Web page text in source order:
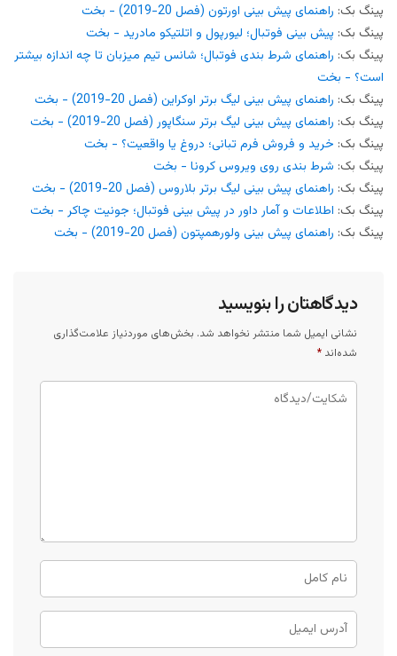
پینگ بک: راهنمای پیش بینی اورتون (فصل 20-2019) - بخت
پینگ بک: پیش بینی فوتبال؛ لیورپول و اتلتیکو مادرید - بخت
پینگ بک: راهنمای شرط بندی فوتبال؛ شانس تیم میزبان تا چه اندازه بیشتر
است؟ - بخت
پینگ بک: راهنمای پیش بینی لیگ برتر اوکراین (فصل 20-2019) - بخت
پینگ بک: راهنمای پیش بینی لیگ برتر سنگاپور (فصل 20-2019) - بخت
پینگ بک: خرید و فروش فرم تبانی؛ دروغ یا واقعیت؟ - بخت
پینگ بک: شرط بندی روی ویروس کرونا - بخت
پینگ بک: راهنمای پیش بینی لیگ برتر بلاروس (فصل 20-2019) - بخت
پینگ بک: اطلاعات و آمار داور در پیش بینی فوتبال؛ جونیت چاکر - بخت
پینگ بک: راهنمای پیش بینی ولورهمپتون (فصل 20-2019) - بخت
دیدگاهتان را بنویسید
نشانی ایمیل شما منتشر نخواهد شد. بخش‌های موردنیاز علامت‌گذاری
شده‌اند *